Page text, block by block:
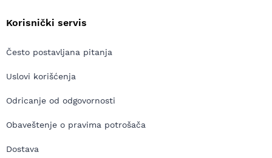
Korisnički servis
Često postavljana pitanja
Uslovi korišćenja
Odricanje od odgovornosti
Obaveštenje o pravima potrošača
Dostava